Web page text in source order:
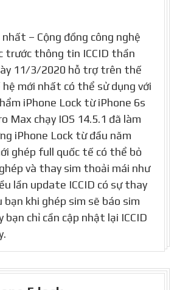
nhất – Cộng đồng công nghệ
trước thông tin ICCID thần
11/3/2020 hỗ trợ trên thế
mới nhất có thể sử dụng với
iPhone Lock từ iPhone 6s
Max chạy IOS 14.5.1 đã làm
iPhone Lock từ đầu năm
ghép full quốc tế có thể bỏ
và thay sim thoải mái như
lần update ICCID có sự thay
khi ghép sim sẽ báo sim
bạn chỉ cần cập nhật lại ICCID